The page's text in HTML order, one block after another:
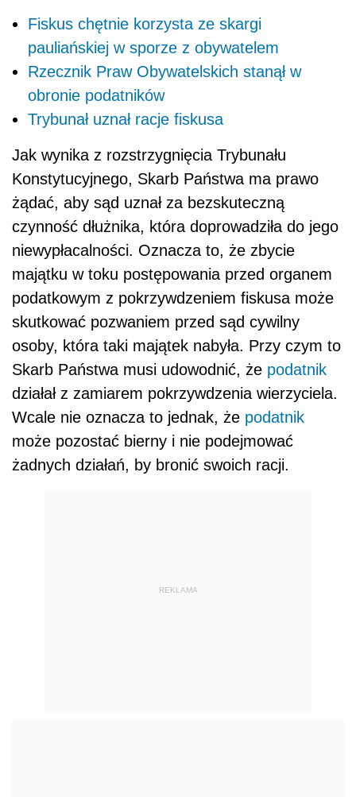
Fiskus chętnie korzysta ze skargi
pauliańskiej w sporze z obywatelem
Rzecznik Praw Obywatelskich stanął w
obronie podatników
Trybunał uznał racje fiskusa
Jak wynika z rozstrzygnięcia Trybunału
Konstytucyjnego, Skarb Państwa ma prawo
żądać, aby sąd uznał za bezskuteczną
czynność dłużnika, która doprowadziła do jego
niewypłacalności. Oznacza to, że zbycie
majątku w toku postępowania przed organem
podatkowym z pokrzywdzeniem fiskusa może
skutkować pozwaniem przed sąd cywilny
osoby, która taki majątek nabyła. Przy czym to
Skarb Państwa musi udowodnić, że podatnik
działał z zamiarem pokrzywdzenia wierzyciela.
Wcale nie oznacza to jednak, że podatnik
może pozostać bierny i nie podejmować
żadnych działań, by bronić swoich racji.
REKLAMA